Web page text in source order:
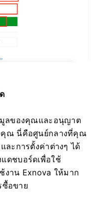
มูลของคุณและอนุญาต
คุณ นี่คือศูนย์กลางที่คุณ
ละการตั้งค่าต่างๆ ได้
ดชบอร์ดเพื่อใช้
งาน Exnova ให้มาก
ซื้อขาย